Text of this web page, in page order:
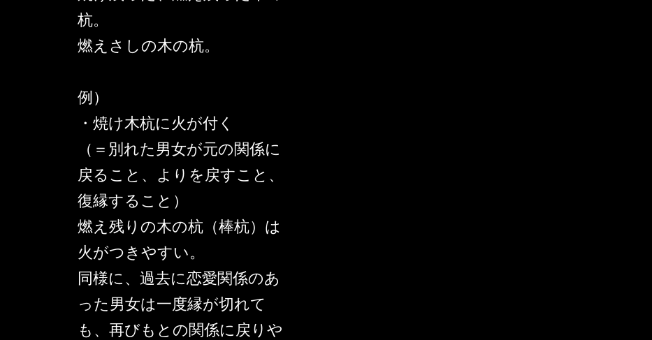
杭。
燃えさしの木の杭。
例）
・焼け木杭に火が付く
（＝別れた男女が元の関係に
戻ること、よりを戻すこと、
復縁すること）
燃え残りの木の杭（棒杭）は
火がつきやすい。
同様に、過去に恋愛関係のあ
った男女は一度縁が切れて
も、再びもとの関係に戻りや